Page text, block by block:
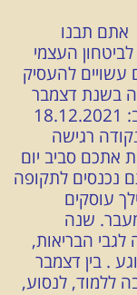
אתם תבנו
העצמי
עשויים להעסיק
בשנת דצמבר
2013 ינואר 2014] מתחילה הפעם, ב: 18.12.2021
להיות נקודה רגישה
אתכם סביב יום
נכנסים לתקופה
החודשים ממאי 2022 ואילך עוסקים
מעבר. שנה
הבריאות,
. בין דצמבר
מטיבה ללמוד, לנסוע,